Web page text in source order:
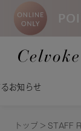
トップ > STAFF